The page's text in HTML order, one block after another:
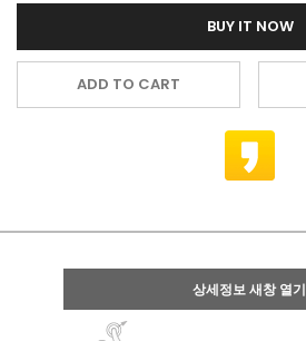
BUY IT NOW
ADD TO CART
상세정보 새창 열기